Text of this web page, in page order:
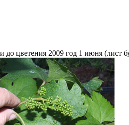
до цветения 2009 год 1 июня (лист